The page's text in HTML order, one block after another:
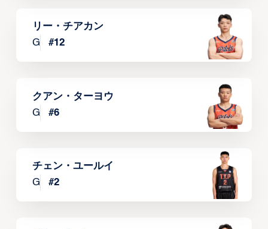
リー・チアカン
G
#12
クアン・ターヨウ
G
#6
チェン・ユールイ
G
#2